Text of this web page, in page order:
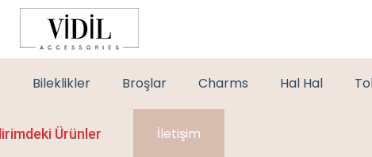
Bileklikler Broşlar Charms Hal Hal
Ürünler İletişim